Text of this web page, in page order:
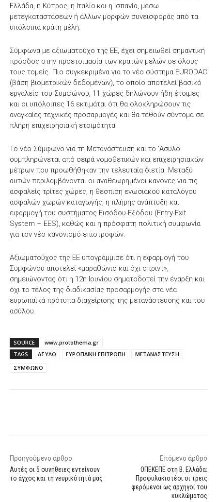
Ελλάδα, η Κύπρος, η Ιταλία και η Ισπανία, μέσω
μετεγκαταστάσεων ή άλλων μορφών συνεισφοράς από τα
υπόλοιπα κράτη μέλη.
Σύμφωνα με αξιωματούχο της ΕΕ, έχει σημειωθεί σημαντική
πρόοδος στην προετοιμασία των κρατών μελών σε όλους
τους τομείς. Πιο συγκεκριμένα για το νέο σύστημα EURODAC
(βάση βιομετρικών δεδομένων), το οποίο αποτελεί βασικό
εργαλείο του Συμφώνου, 11 χώρες δηλώνουν ήδη έτοιμες
και οι υπόλοιπες 16 εκτιμάται ότι θα ολοκληρώσουν τις
αναγκαίες τεχνικές προσαρμογές και θα τεθούν σύντομα σε
πλήρη επιχειρησιακή ετοιμότητα.
Το νέο Σύμφωνο για τη Μετανάστευση και το ‘Ασυλο
συμπληρώνεται από σειρά νομοθετικών και επιχειρησιακών
μέτρων που προωθήθηκαν την τελευταία διετία. Μεταξύ
αυτών περιλαμβάνονται οι αναθεωρημένοι κανόνες για τις
ασφαλείς τρίτες χώρες, η θέσπιση ενωσιακού καταλόγου
ασφαλών χωρών καταγωγής, η πλήρης ανάπτυξη και
εφαρμογή του συστήματος Εισόδου-Εξόδου (Entry-Exit
System – EES), καθώς και η πρόσφατη πολιτική συμφωνία
για τον νέο κανονισμό επιστροφών.
Αξιωματούχος της ΕΕ υπογράμμισε ότι η εφαρμογή του
Συμφώνου αποτελεί «μαραθώνιο και όχι σπριντ»,
σημειώνοντας ότι η 12η Ιουνίου σηματοδοτεί την έναρξη και
όχι το τέλος της διαδικασίας προσαρμογής στα νέα
ευρωπαϊκά πρότυπα διαχείρισης της μετανάστευσης και του
ασύλου.
SOURCE
www.protothema.gr
TAGS
ΑΣΥΛΟ ΕΥΡΩΠΑΪΚΗ ΕΠΙΤΡΟΠΗ
ΜΕΤΑΝΑΣΤΕΥΣΗ
ΣΥΜΦΩΝΟ
Προηγούμενο άρθρο
Αυτές οι 5 συνήθειες εντείνουν
το άγχος και τη νευρικότητά μας
Επόμενο άρθρο
ΟΠΕΚΕΠΕ στη Β. Ελλάδα:
Προφυλακιστέοι οι τρεις
φερόμενοι ως αρχηγοί του
κυκλώματος